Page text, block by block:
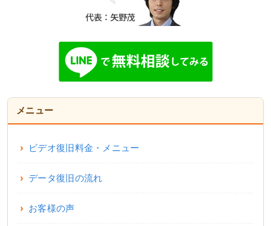
メニュー
ビデオ復旧料金・メニュー
データ復旧の流れ
お客様の声